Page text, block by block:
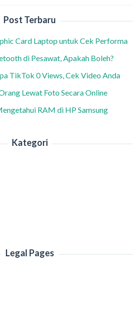
Post Terbaru
Card Laptop untuk Cek Performa
di Pesawat, Apakah Boleh?
TikTok 0 Views, Cek Video Anda
Lewat Foto Secara Online
RAM di HP Samsung
Kategori
Legal Pages